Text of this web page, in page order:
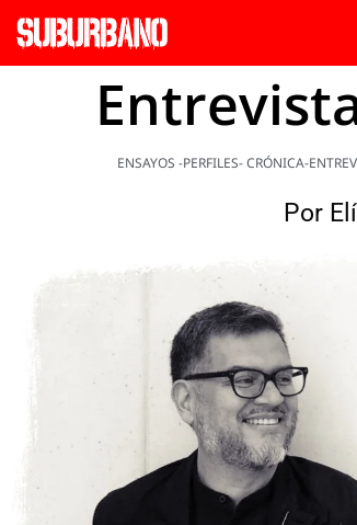
ENSAYOS -PERFILES- CRÓNICA-
Por